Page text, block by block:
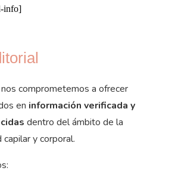
info]
comprometemos a ofrecer
en información verificada y
dentro del ámbito de la
y corporal.